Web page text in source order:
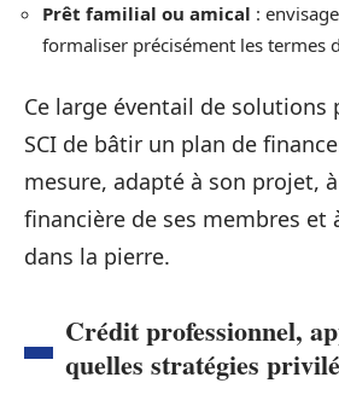
Prêt familial ou amical :
formaliser précisément les termes
Ce large éventail de solutions
SCI de bâtir un plan de
mesure, adapté à son projet,
financière de ses membres et
dans la pierre.
Crédit professionnel,
quelles stratégies